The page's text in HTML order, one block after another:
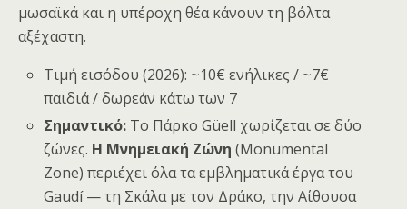
μωσαϊκά και η υπέροχη θέα κάνουν τη βόλτα
αξέχαστη.
Τιμή εισόδου (2026): ~10€ ενήλικες / ~7€
παιδιά / δωρεάν κάτω των 7
Σημαντικό: Το Πάρκο Güell χωρίζεται σε δύο
ζώνες. Η Μνημειακή Ζώνη(Monumental
Zone) περιέχει όλα τα εμβληματικά έργα του
Gaudí — τη Σκάλα με τον Δράκο, την Αίθουσα